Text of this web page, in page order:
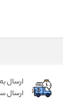
ارسال
ارسال